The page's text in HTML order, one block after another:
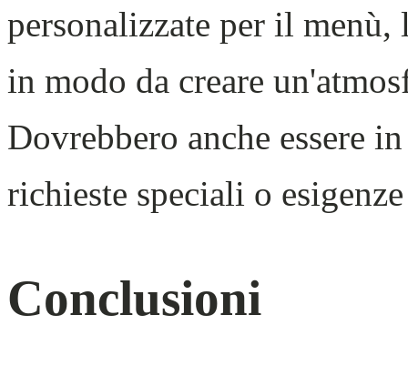
personalizzate per il
in modo da creare
Dovrebbero anche essere
richieste speciali o
Conclusioni